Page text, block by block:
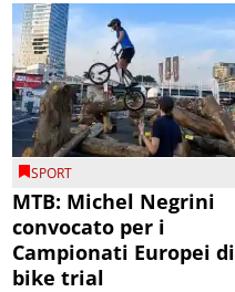
SPORT
MTB: Michel Negrini
convocato per i
Campionati Europei di
bike trial